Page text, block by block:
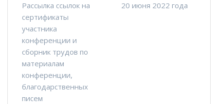
Рассылка ссылок на
сертификаты
участника
конференции и
сборник трудов по
материалам
конференции,
благодарственных
писем
20 июня 2022 года